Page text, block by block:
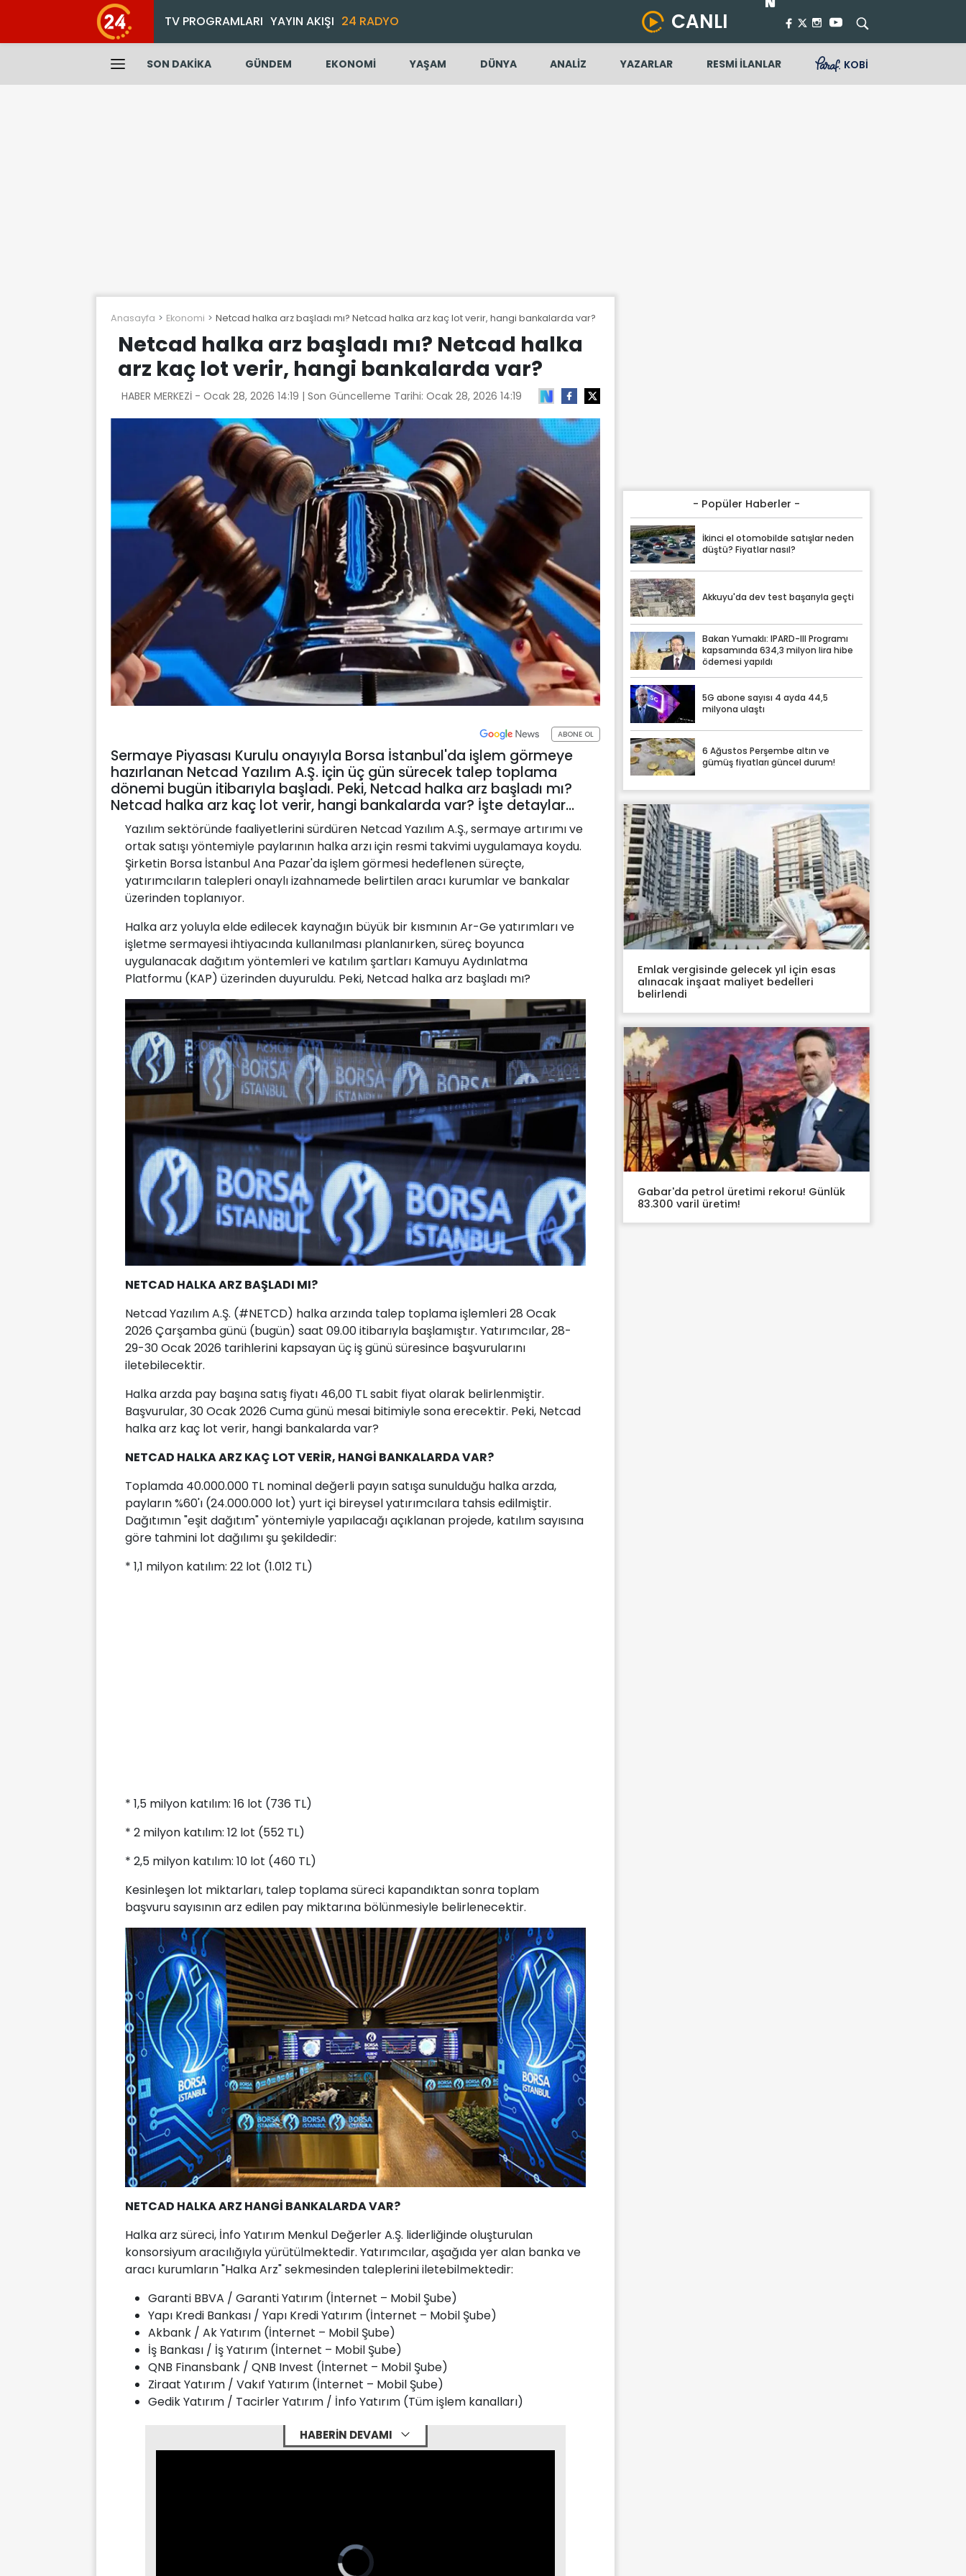
TV PROGRAMLARI YAYIN AKIŞI 24 RADYO CANLI
SON DAKİKA GÜNDEM EKONOMİ YAŞAM DÜNYA ANALİZ YAZARLAR RESMİ İLANLAR KOBİ
Anasayfa Ekonomi Netcad halka arz başladı mı? Netcad halka arz kaç lot verir, hangi bankalarda var?
Netcad halka arz başladı mı? Netcad halka
arz kaç lot verir, hangi bankalarda var?
HABER MERKEZİ - Ocak 28, 2026 14:19 | Son Güncelleme Tarihi: Ocak 28, 2026 14:19
ABONE OL
Sermaye Piyasası Kurulu onayıyla Borsa İstanbul'da işlem görmeye
hazırlanan Netcad Yazılım A.Ş. için üç gün sürecek talep toplama
dönemi bugün itibarıyla başladı. Peki, Netcad halka arz başladı mı?
Netcad halka arz kaç lot verir, hangi bankalarda var? İşte detaylar…
Yazılım sektöründe faaliyetlerini sürdüren Netcad Yazılım A.Ş., sermaye artırımı ve
ortak satışı yöntemiyle paylarının halka arzı için resmi takvimi uygulamaya koydu.
Şirketin Borsa İstanbul Ana Pazar'da işlem görmesi hedeflenen süreçte,
yatırımcıların talepleri onaylı izahnamede belirtilen aracı kurumlar ve bankalar
üzerinden toplanıyor.
Halka arz yoluyla elde edilecek kaynağın büyük bir kısmının Ar-Ge yatırımları ve
işletme sermayesi ihtiyacında kullanılması planlanırken, süreç boyunca
uygulanacak dağıtım yöntemleri ve katılım şartları Kamuyu Aydınlatma
Platformu (KAP) üzerinden duyuruldu. Peki, Netcad halka arz başladı mı?
NETCAD HALKA ARZ BAŞLADI MI?
Netcad Yazılım A.Ş. (#NETCD) halka arzında talep toplama işlemleri 28 Ocak
2026 Çarşamba günü (bugün) saat 09.00 itibarıyla başlamıştır. Yatırımcılar, 28-
29-30 Ocak 2026 tarihlerini kapsayan üç iş günü süresince başvurularını
iletebilecektir.
Halka arzda pay başına satış fiyatı 46,00 TL sabit fiyat olarak belirlenmiştir.
Başvurular, 30 Ocak 2026 Cuma günü mesai bitimiyle sona erecektir. Peki, Netcad
halka arz kaç lot verir, hangi bankalarda var?
NETCAD HALKA ARZ KAÇ LOT VERİR, HANGİ BANKALARDA VAR?
Toplamda 40.000.000 TL nominal değerli payın satışa sunulduğu halka arzda,
payların %60'ı (24.000.000 lot) yurt içi bireysel yatırımcılara tahsis edilmiştir.
Dağıtımın "eşit dağıtım" yöntemiyle yapılacağı açıklanan projede, katılım sayısına
göre tahmini lot dağılımı şu şekildedir:
* 1,1 milyon katılım: 22 lot (1.012 TL)
* 1,5 milyon katılım: 16 lot (736 TL)
* 2 milyon katılım: 12 lot (552 TL)
* 2,5 milyon katılım: 10 lot (460 TL)
Kesinleşen lot miktarları, talep toplama süreci kapandıktan sonra toplam
başvuru sayısının arz edilen pay miktarına bölünmesiyle belirlenecektir.
NETCAD HALKA ARZ HANGİ BANKALARDA VAR?
Halka arz süreci, İnfo Yatırım Menkul Değerler A.Ş. liderliğinde oluşturulan
konsorsiyum aracılığıyla yürütülmektedir. Yatırımcılar, aşağıda yer alan banka ve
aracı kurumların "Halka Arz" sekmesinden taleplerini iletebilmektedir:
Garanti BBVA / Garanti Yatırım (İnternet – Mobil Şube)
Yapı Kredi Bankası / Yapı Kredi Yatırım (İnternet – Mobil Şube)
Akbank / Ak Yatırım (İnternet – Mobil Şube)
İş Bankası / İş Yatırım (İnternet – Mobil Şube)
QNB Finansbank / QNB Invest (İnternet – Mobil Şube)
Ziraat Yatırım / Vakıf Yatırım (İnternet – Mobil Şube)
Gedik Yatırım / Tacirler Yatırım / İnfo Yatırım (Tüm işlem kanalları)
HABERİN DEVAMI
- Popüler Haberler -
İkinci el otomobilde satışlar neden
düştü? Fiyatlar nasıl?
Akkuyu'da dev test başarıyla geçti
Bakan Yumaklı: IPARD-III Programı
kapsamında 634,3 milyon lira hibe
ödemesi yapıldı
5G abone sayısı 4 ayda 44,5
milyona ulaştı
6 Ağustos Perşembe altın ve
gümüş fiyatları güncel durum!
Emlak vergisinde gelecek yıl için esas
alınacak inşaat maliyet bedelleri
belirlendi
Gabar'da petrol üretimi rekoru! Günlük
83.300 varil üretim!